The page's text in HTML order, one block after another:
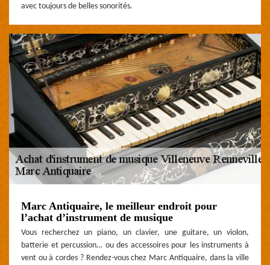
avec toujours de belles sonorités.
Marc Antiquaire, le meilleur endroit pour
l’achat d’instrument de musique
Vous recherchez un piano, un clavier, une guitare, un violon,
batterie et percussion… ou des accessoires pour les instruments à
vent ou à cordes ? Rendez-vous chez Marc Antiquaire, dans la ville